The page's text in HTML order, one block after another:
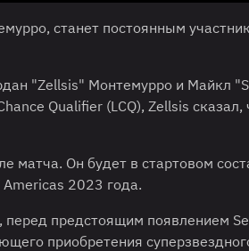
станет постоянным
"Zellsis" Монтемурро и Майкл
Qualifier (LCQ), Zellsis сказал,
матча. Он будет в стартовом
Americas 2023 года.
предстоящим появлением
приобретения